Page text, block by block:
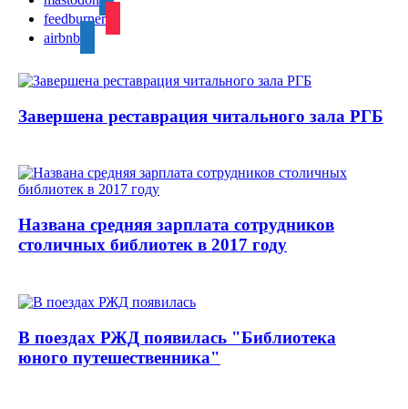
feedburner
airbnb
Завершена реставрация читального зала РГБ
Названа средняя зарплата сотрудников
столичных библиотек в 2017 году
В поездах РЖД появилась "Библиотека
юного путешественника"